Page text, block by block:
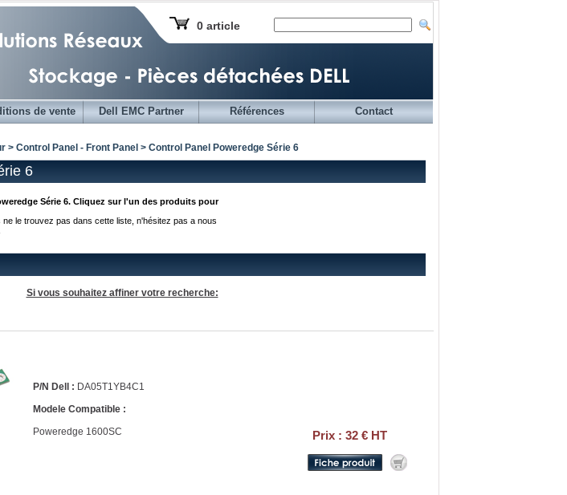
0 article
de vente Dell EMC Partner Références Contact
> Control Panel - Front Panel > Control Panel Poweredge Série 6
6
Série 6. Cliquez sur l'un des produits pour
le trouvez pas dans cette liste, n'hésitez pas a nous
Si vous souhaitez affiner votre recherche:
P/N Dell : DA05T1YB4C1
Modele Compatible :
Poweredge 1600SC
Prix : 32 € HT